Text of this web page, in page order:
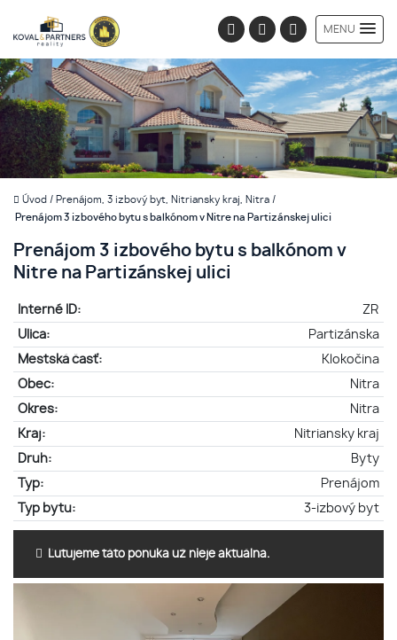
MENU
Úvod / Prenájom, 3 izbový byt, Nitriansky kraj, Nitra /
Prenájom 3 izbového bytu s balkónom v Nitre na Partizánskej ulici
Prenájom 3 izbového bytu s balkónom v
Nitre na Partizánskej ulici
Interné ID:
ZR
Ulica:
Partizánska
Mestská časť:
Klokočina
Obec:
Nitra
Okres:
Nitra
Kraj:
Nitriansky kraj
Druh:
Byty
Typ:
Prenájom
Typ bytu:
3-izbový byt
Ľutujeme táto ponuka už nieje aktuálna.